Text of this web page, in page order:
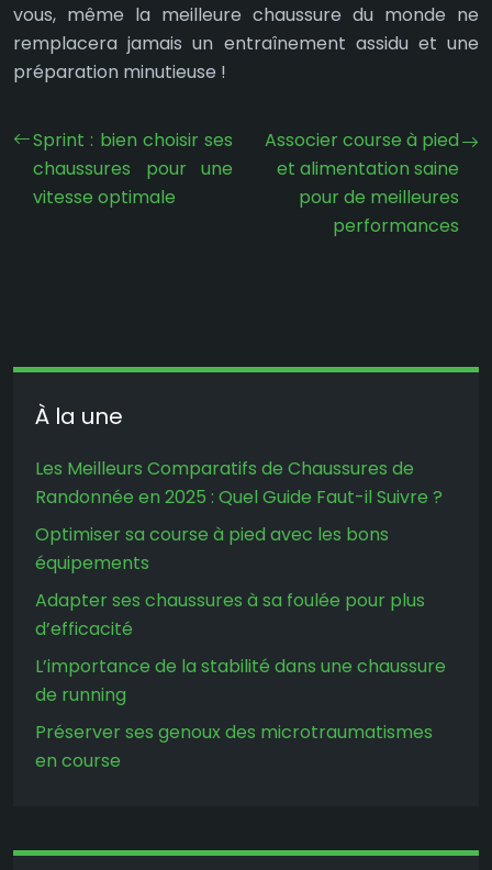
vous, même la meilleure chaussure du monde ne
remplacera jamais un entraînement assidu et une
préparation minutieuse !
Sprint : bien choisir ses
chaussures pour une
vitesse optimale
Associer course à pied
et alimentation saine
pour de meilleures
performances
À la une
Les Meilleurs Comparatifs de Chaussures de
Randonnée en 2025 : Quel Guide Faut-il Suivre ?
Optimiser sa course à pied avec les bons
équipements
Adapter ses chaussures à sa foulée pour plus
d’efficacité
L’importance de la stabilité dans une chaussure
de running
Préserver ses genoux des microtraumatismes
en course